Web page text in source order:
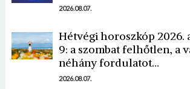
2026.08.07.
Hétvégi horoszkóp 2026.
9: a szombat felhőtlen, a
néhány fordulatot…
2026.08.07.
Borsonline
E-mail cím vagy felhasználónév